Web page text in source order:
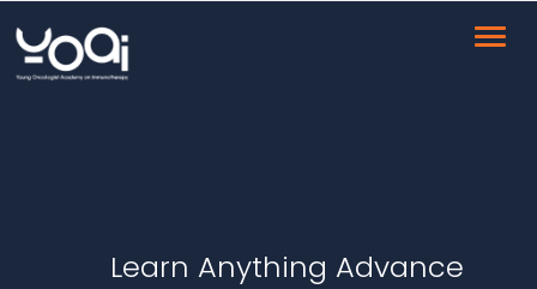
Learn Anything Advance